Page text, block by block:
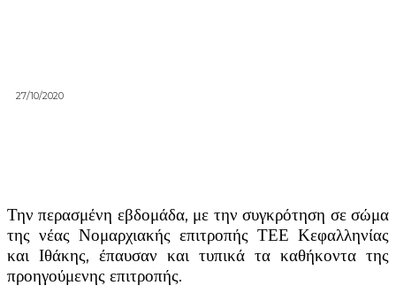
27/10/2020
Την περασμένη εβδομάδα, με την συγκρότηση σε σώμα
της νέας Νομαρχιακής επιτροπής ΤΕΕ Κεφαλληνίας
και Ιθάκης, έπαυσαν και τυπικά τα καθήκοντα της
προηγούμενης επιτροπής.